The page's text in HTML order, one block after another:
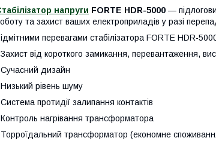
напруги FORTE HDR-5000 —
та захист ваших електроприладів у разі
перевагами стабілізатора FORTE HDR-
від короткого замикання, перевантаження,
дизайн
рівень шуму
протидії залипання контактів
нагрівання трансформатора
трансформатор (економне